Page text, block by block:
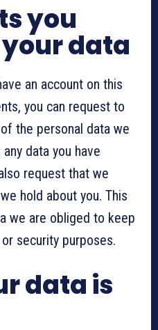
you
data
an account on this
you can request to
the personal data we
data you have
request that we
hold about you. This
we are obliged to keep
security purposes.
data is